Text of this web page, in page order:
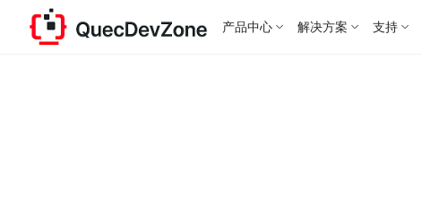
产品中心 解决方案 支持